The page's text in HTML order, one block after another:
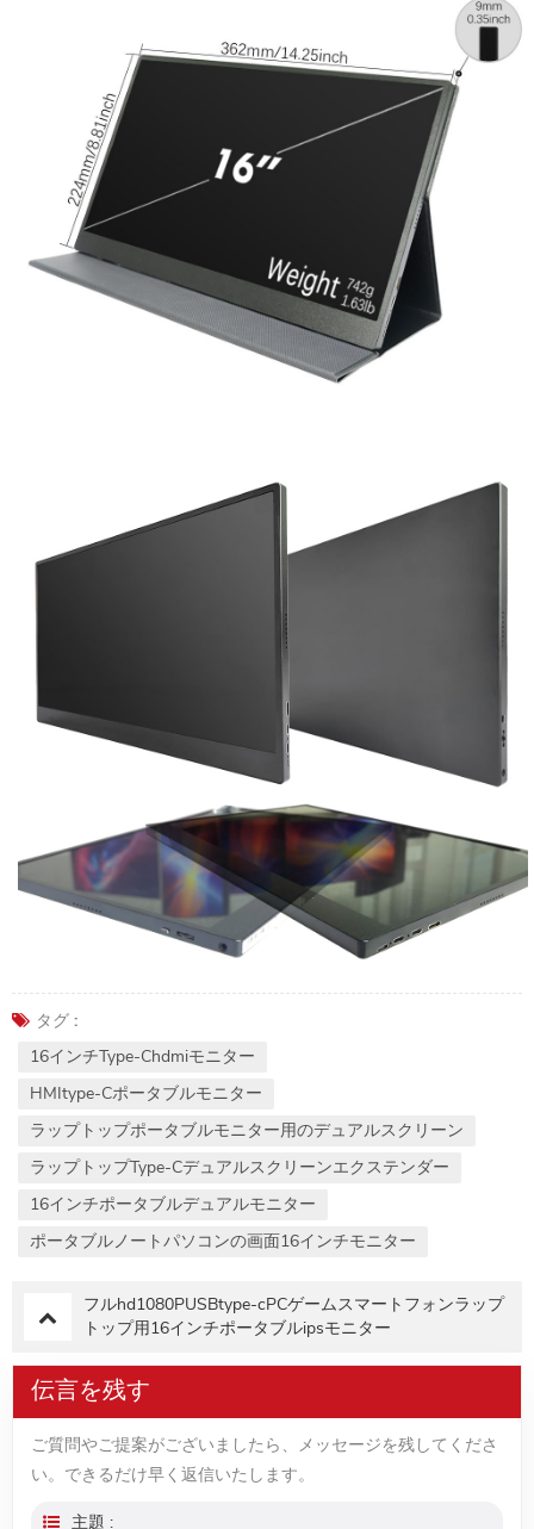
タグ :
16インチtype-Chdmiモニター
HMItype-Cポータブルモニター
ラップトップポータブルモニター用のデュアルスクリーン
ラップトップtype-Cデュアルスクリーンエクステンダー
16インチポータブルデュアルモニター
ポータブルノートパソコンの画面16インチモニター
フルhd1080PUSBtype-cPCゲームスマートフォンラップ
トップ用16インチポータブルipsモニター
伝言を残す
ご質問やご提案がございましたら、メッセージを残してくださ
い。できるだけ早く返信いたします。
主題 :